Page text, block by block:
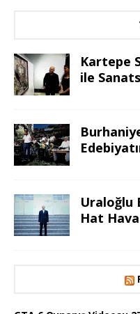
Kartepe
ile
Uraloğlu
Hat